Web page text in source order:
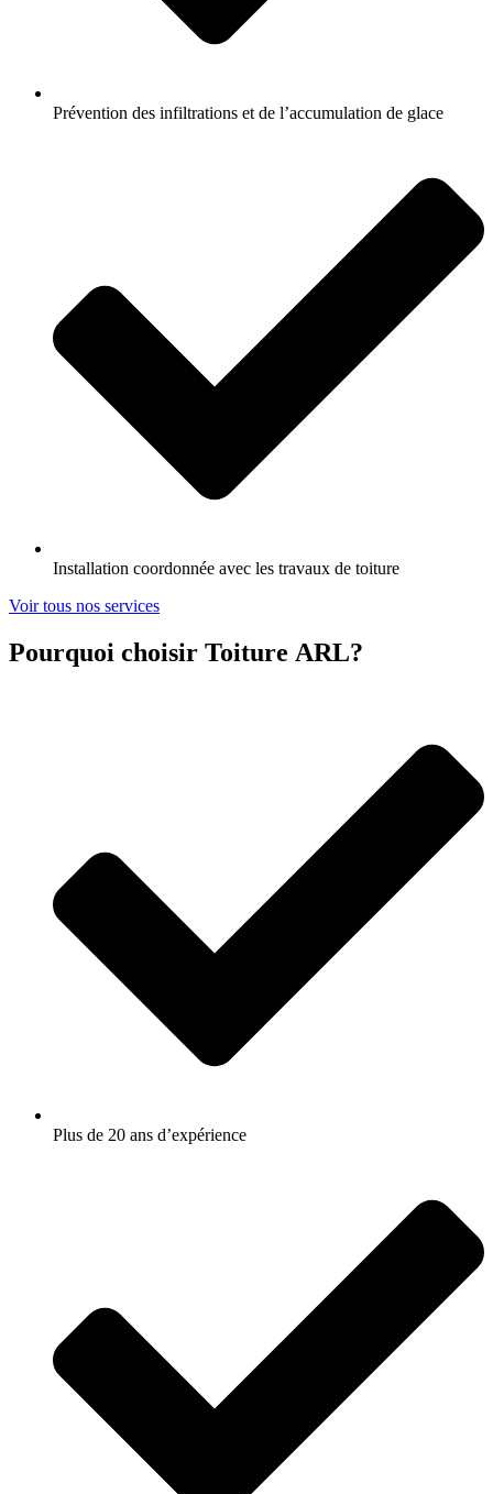
Prévention des infiltrations et de l’accumulation de glace
Installation coordonnée avec les travaux de toiture
Voir tous nos services
Pourquoi choisir Toiture ARL?
Plus de 20 ans d’expérience